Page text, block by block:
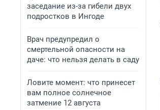
заседание из-за гибели двух
подростков в Ингоде
Врач предупредил о
смертельной опасности на
даче: что нельзя делать в саду
Ловите момент: что принесет
вам полное солнечное
затмение 12 августа